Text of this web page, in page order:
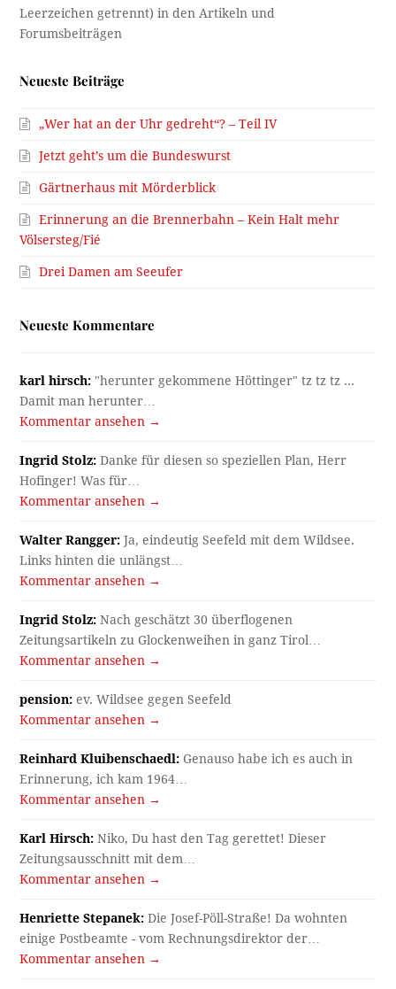
Neueste Beiträge
„Wer hat an der Uhr gedreht“? – Teil IV
Jetzt geht’s um die Bundeswurst
Gärtnerhaus mit Mörderblick
Erinnerung an die Brennerbahn – Kein Halt mehr
Völsersteg/Fié
Drei Damen am Seeufer
Neueste Kommentare
karl hirsch: "herunter gekommene Höttinger" tz tz tz ...
Damit man herunter…
Kommentar ansehen →
Ingrid Stolz: Danke für diesen so speziellen Plan, Herr
Hofinger! Was für…
Kommentar ansehen →
Walter Rangger: Ja, eindeutig Seefeld mit dem Wildsee.
Links hinten die unlängst…
Kommentar ansehen →
Ingrid Stolz: Nach geschätzt 30 überflogenen
Zeitungsartikeln zu Glockenweihen in ganz Tirol…
Kommentar ansehen →
pension: ev. Wildsee gegen Seefeld
Kommentar ansehen →
Reinhard Kluibenschaedl: Genauso habe ich es auch in
Erinnerung, ich kam 1964…
Kommentar ansehen →
Karl Hirsch: Niko, Du hast den Tag gerettet! Dieser
Zeitungsausschnitt mit dem…
Kommentar ansehen →
Henriette Stepanek: Die Josef-Pöll-Straße! Da wohnten
einige Postbeamte - vom Rechnungsdirektor der…
Kommentar ansehen →